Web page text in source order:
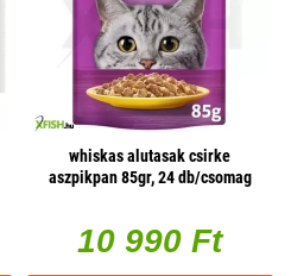
whiskas alutasak csirke
aszpikpan 85gr, 24 db/csomag
10 990 Ft